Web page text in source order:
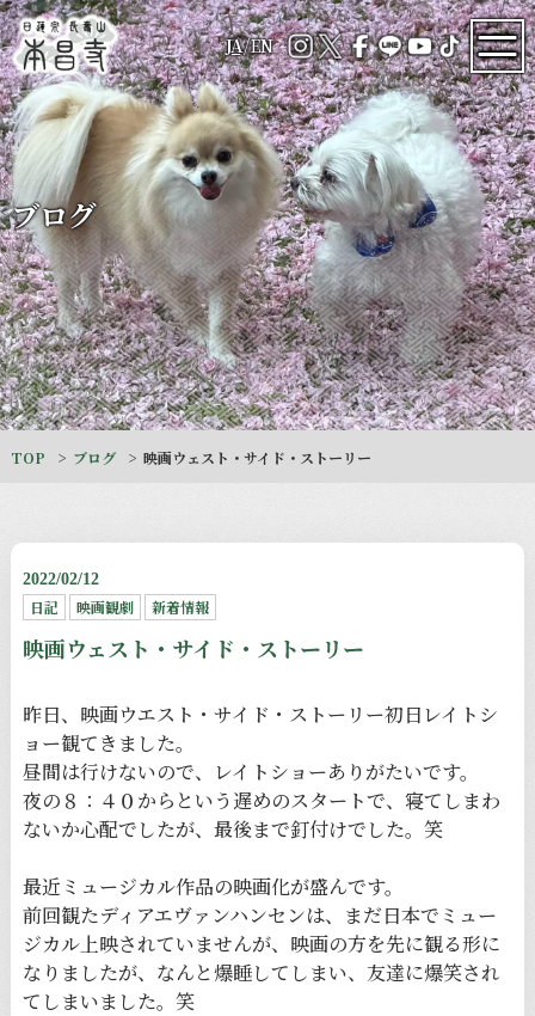
JA/EN
ブログ
TOP ブログ 映画ウェスト・サイド・ストーリー
2022/02/12
日記 映画観劇 新着情報
映画ウェスト・サイド・ストーリー
昨日、映画ウエスト・サイド・ストーリー初日レイトシ
ョー観てきました。
昼間は行けないので、レイトショーありがたいです。
夜の８：４０からという遅めのスタートで、寝てしまわ
ないか心配でしたが、最後まで釘付けでした。笑
最近ミュージカル作品の映画化が盛んです。
前回観たディアエヴァンハンセンは、まだ日本でミュー
ジカル上映されていませんが、映画の方を先に観る形に
なりましたが、なんと爆睡してしまい、友達に爆笑され
てしまいました。笑